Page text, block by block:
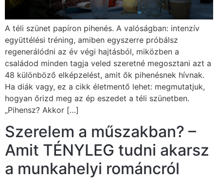
A téli szünet papíron pihenés. A valóságban: intenzív
együttélési tréning, amiben egyszerre próbálsz
regenerálódni az év végi hajtásból, miközben a
családod minden tagja veled szeretné megosztani azt a
48 különböző elképzelést, amit ők pihenésnek hívnak.
Ha diák vagy, ez a cikk életmentő lehet: megmutatjuk,
hogyan őrizd meg az ép eszedet a téli szünetben.
„Pihensz? Akkor […]
Szerelem a műszakban? –
Amit TÉNYLEG tudni akarsz
a munkahelyi románcról